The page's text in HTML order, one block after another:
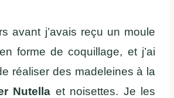
avant j’avais reçu un moule
forme de coquillage, et j’ai
réaliser des madeleines à la
Nutella et noisettes. Je les